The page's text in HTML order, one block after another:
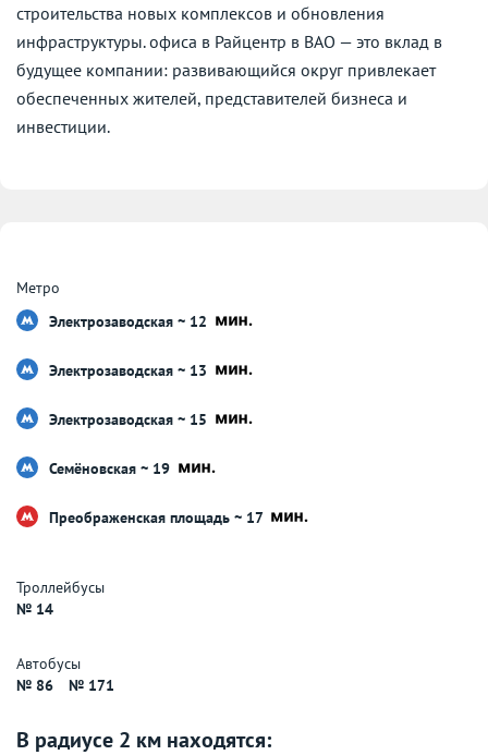
строительства новых комплексов и обновления
инфраструктуры. офиса в Райцентр в ВАО — это вклад в
будущее компании: развивающийся округ привлекает
обеспеченных жителей, представителей бизнеса и
инвестиции.
Метро
Электрозаводская ~ 12
Электрозаводская ~ 13
Электрозаводская ~ 15
Семёновская ~ 19
Преображенская площадь ~ 17
Троллейбусы
№ 14
Автобусы
№ 86
№ 171
В радиусе 2 км находятся: